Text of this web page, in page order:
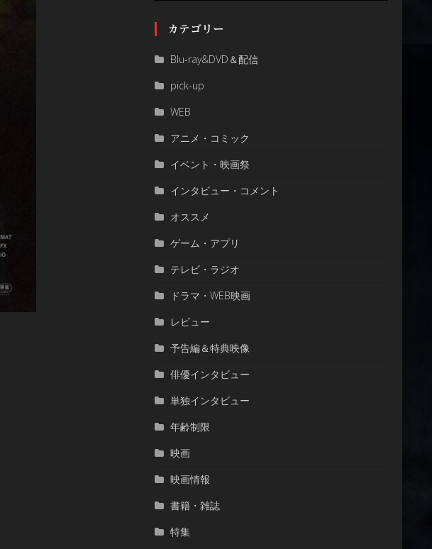
カテゴリー
Blu-ray&DVD＆配信
pick-up
WEB
アニメ・コミック
イベント・映画祭
インタビュー・コメント
オススメ
ゲーム・アプリ
テレビ・ラジオ
ドラマ・WEB映画
レビュー
予告編＆特典映像
俳優インタビュー
単独インタビュー
年齢制限
映画
映画情報
書籍・雑誌
特集